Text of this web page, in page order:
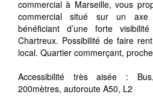
commercial à Marseille, vous
commercial situé sur un axe
bénéficiant d’une forte
Chartreux. Possibilité de faire
local. Quartier commerçant,
Accessibilité très aisée :
200mètres, autoroute A50, L2